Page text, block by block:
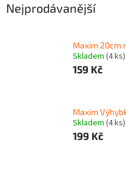
Nejprodávanější
Maxim 20cm
Skladem (4 ks)
159 Kč
Maxim
Skladem (4 ks)
199 Kč